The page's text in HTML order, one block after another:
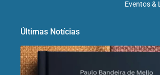
Eventos &
Últimas Notícias